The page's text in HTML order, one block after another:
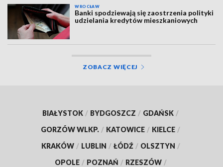
WROCŁAW
Banki spodziewają się zaostrzenia polityki
udzielania kredytów mieszkaniowych
ZOBACZ WIĘCEJ
BIAŁYSTOK / BYDGOSZCZ / GDAŃSK /
GORZÓW WLKP. / KATOWICE / KIELCE /
KRAKÓW / LUBLIN / ŁÓDŹ / OLSZTYN /
OPOLE / POZNAŃ / RZESZÓW /